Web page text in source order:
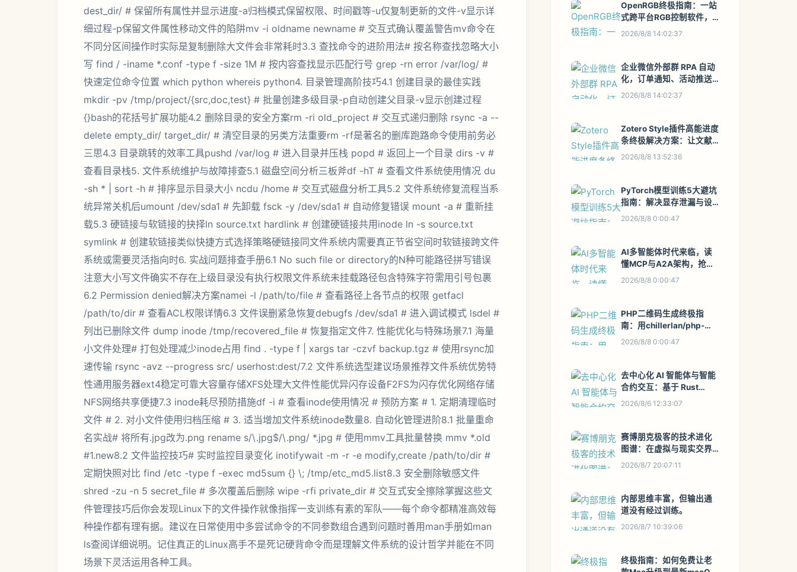
dest_dir/ # 保留所有属性并显示进度-a归档模式保留权限、时间戳等-u仅复制更新的文件-v显示详
细过程-p保留文件属性移动文件的陷阱mv -i oldname newname # 交互式确认覆盖警告mv命令在
不同分区间操作时实际是复制删除大文件会非常耗时3.3 查找命令的进阶用法# 按名称查找忽略大小
写 find / -iname *.conf -type f -size 1M # 按内容查找显示匹配行号 grep -rn error /var/log/ #
快速定位命令位置 which python whereis python4. 目录管理高阶技巧4.1 创建目录的最佳实践
mkdir -pv /tmp/project/{src,doc,test} # 批量创建多级目录-p自动创建父目录-v显示创建过程
{}bash的花括号扩展功能4.2 删除目录的安全方案rm -ri old_project # 交互式递归删除 rsync -a --
delete empty_dir/ target_dir/ # 清空目录的另类方法重要rm -rf是著名的删库跑路命令使用前务必
三思4.3 目录跳转的效率工具pushd /var/log # 进入目录并压栈 popd # 返回上一个目录 dirs -v #
查看目录栈5. 文件系统维护与故障排查5.1 磁盘空间分析三板斧df -hT # 查看文件系统使用情况 du
-sh * | sort -h # 排序显示目录大小 ncdu /home # 交互式磁盘分析工具5.2 文件系统修复流程当系
统异常关机后umount /dev/sda1 # 先卸载 fsck -y /dev/sda1 # 自动修复错误 mount -a # 重新挂
载5.3 硬链接与软链接的抉择ln source.txt hardlink # 创建硬链接共用inode ln -s source.txt
symlink # 创建软链接类似快捷方式选择策略硬链接同文件系统内需要真正节省空间时软链接跨文件
系统或需要灵活指向时6. 实战问题排查手册6.1 No such file or directory的N种可能路径拼写错误
注意大小写文件确实不存在上级目录没有执行权限文件系统未挂载路径包含特殊字符需用引号包裹
6.2 Permission denied解决方案namei -l /path/to/file # 查看路径上各节点的权限 getfacl
/path/to/dir # 查看ACL权限详情6.3 文件误删紧急恢复debugfs /dev/sda1 # 进入调试模式 lsdel #
列出已删除文件 dump inode /tmp/recovered_file # 恢复指定文件7. 性能优化与特殊场景7.1 海量
小文件处理# 打包处理减少inode占用 find . -type f | xargs tar -czvf backup.tgz # 使用rsync加
速传输 rsync -avz --progress src/ userhost:dest/7.2 文件系统选型建议场景推荐文件系统优势特
性通用服务器ext4稳定可靠大容量存储XFS处理大文件性能优异闪存设备F2FS为闪存优化网络存储
NFS网络共享便捷7.3 inode耗尽预防措施df -i # 查看inode使用情况 # 预防方案 # 1. 定期清理临时
文件 # 2. 对小文件使用归档压缩 # 3. 适当增加文件系统inode数量8. 自动化管理进阶8.1 批量重命
名实战# 将所有.jpg改为.png rename s/\.jpg$/\.png/ *.jpg # 使用mmv工具批量替换 mmv *.old
#1.new8.2 文件监控技巧# 实时监控目录变化 inotifywait -m -r -e modify,create /path/to/dir #
定期快照对比 find /etc -type f -exec md5sum {} \; /tmp/etc_md5.list8.3 安全删除敏感文件
shred -zu -n 5 secret_file # 多次覆盖后删除 wipe -rfi private_dir # 交互式安全擦除掌握这些文
件管理技巧后你会发现Linux下的文件操作就像指挥一支训练有素的军队——每个命令都精准高效每
种操作都有理有据。建议在日常使用中多尝试命令的不同参数组合遇到问题时善用man手册如man
ls查阅详细说明。记住真正的Linux高手不是死记硬背命令而是理解文件系统的设计哲学并能在不同
场景下灵活运用各种工具。
OpenRGB终极指南：一站
式跨平台RGB控制软件，
告别多厂商软件混乱
2026/8/8 14:02:37
企业微信外部群 RPA 自动
化，订单通知、活动推送
一键搞定
2026/8/8 14:02:37
Zotero Style插件高能进度
条终极解决方案：让文献
阅读进度一目了然
2026/8/8 13:52:36
PyTorch模型训练5大避坑
指南：解决显存泄漏与设
备不匹配报错
2026/8/8 0:00:47
AI多智能体时代来临，读
懂MCP与A2A架构，抢占
企业数字化新风口
2026/8/8 0:00:47
PHP二维码生成终极指
南：用chillerlan/php-
qrcode打造专业级二维码
2026/8/8 0:00:47
去中心化 AI 智能体与智能
合约交互：基于 Rust
Solana Anchor 框架的链
2026/8/6 12:33:07
赛博朋克极客的技术进化
图谱：在虚拟与现实交界
处保持清醒自由
2026/8/7 20:07:11
内部思维丰富，但输出通
道没有经过训练。
2026/8/7 10:39:06
终极指南：如何免费让老